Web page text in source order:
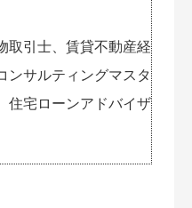
取引士、賃貸不動産経
ンサルティングマスタ
住宅ローンアドバイザ